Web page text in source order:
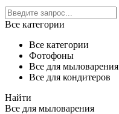
Все категории
Все категории
Фотофоны
Все для мыловарения
Все для кондитеров
Найти
Все для мыловарения